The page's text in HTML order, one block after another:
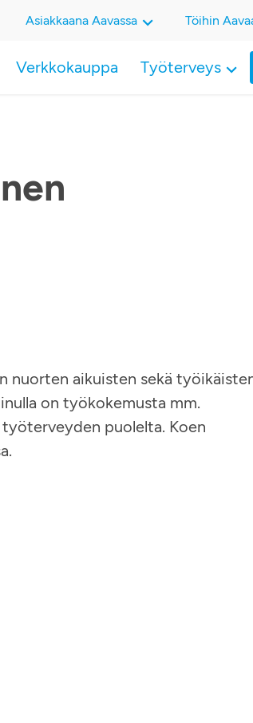
Verkkokauppa Työterveys
Asiakkaana Aavassa Töihin
nuorten aikuisten sekä
on työkokemusta mm.
puolelta. Koen